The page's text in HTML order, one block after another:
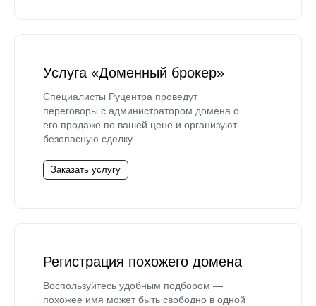
Услуга «Доменный брокер»
Специалисты Руцентра проведут
переговоры с администратором домена о
его продаже по вашей цене и организуют
безопасную сделку.
Заказать услугу
Регистрация похожего домена
Воспользуйтесь удобным подбором —
похожее имя может быть свободно в одной